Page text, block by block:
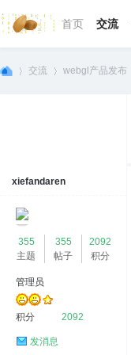
首页 交流
交流 webgl产品发布
xiefandaren
355
主题
355
帖子
2092
积分
管理员
积分 2092
发消息